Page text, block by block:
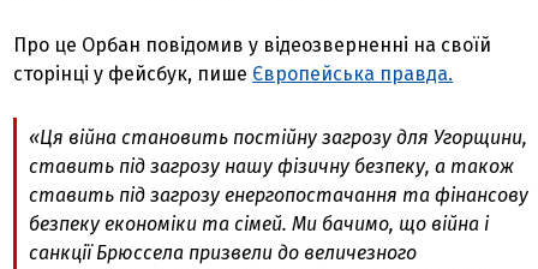
Про це Орбан повідомив у відеозверненні на своїй
сторінці у фейсбук, пише Європейська правда.
«Ця війна становить постійну загрозу для Угорщини,
ставить під загрозу нашу фізичну безпеку, а також
ставить під загрозу енергопостачання та фінансову
безпеку економіки та сімей. Ми бачимо, що війна і
санкції Брюссела призвели до величезного